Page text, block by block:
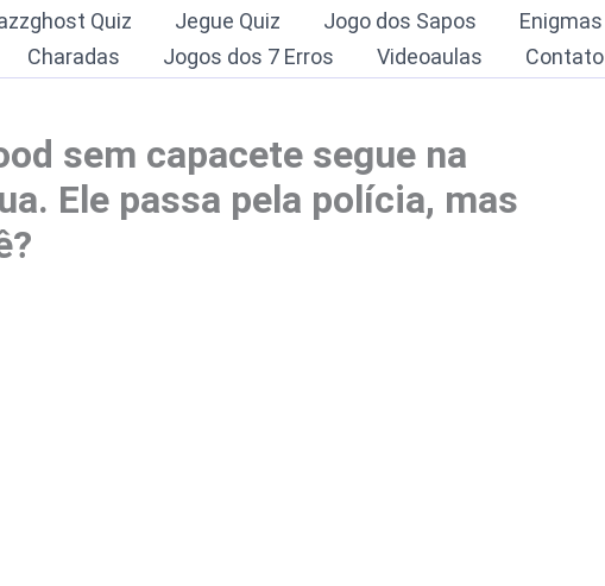
Quiz Jegue Quiz Jogo dos Sapos Enigmas
Charadas Jogos dos 7 Erros Videoaulas Contato
sem capacete segue na
Ele passa pela polícia, mas